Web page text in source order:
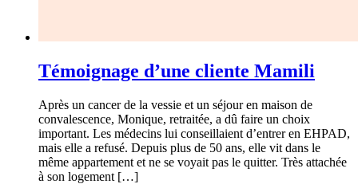
Témoignage d’une cliente Mamili
Après un cancer de la vessie et un séjour en maison de
convalescence, Monique, retraitée, a dû faire un choix
important. Les médecins lui conseillaient d’entrer en EHPAD,
mais elle a refusé. Depuis plus de 50 ans, elle vit dans le
même appartement et ne se voyait pas le quitter. Très attachée
à son logement […]